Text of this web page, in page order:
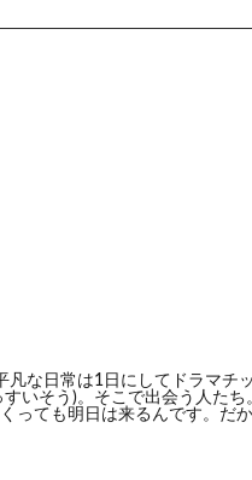
な日常は1日にしてドラマチ
いそう)。そこで出会う人た
っても明日は来るんです。だ